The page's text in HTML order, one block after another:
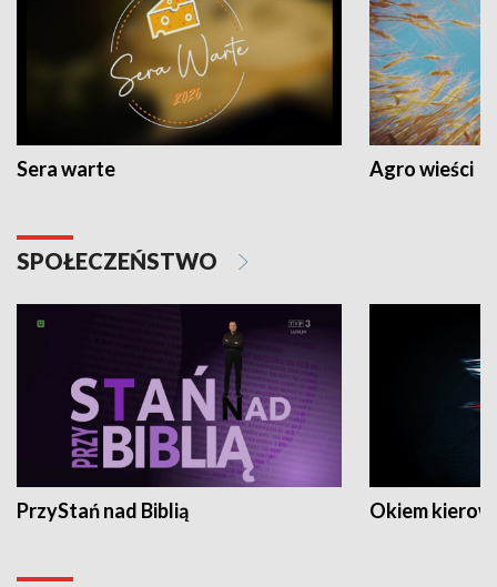
Sera warte Agro wieści
SPOŁECZEŃSTWO
PrzyStań nad Biblią Okiem